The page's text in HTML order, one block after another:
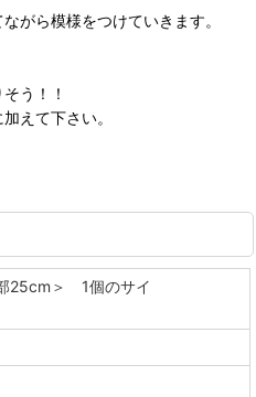
がら模様をつけていきます。
う！！
えて下さい。
25cm＞ 1個のサイ